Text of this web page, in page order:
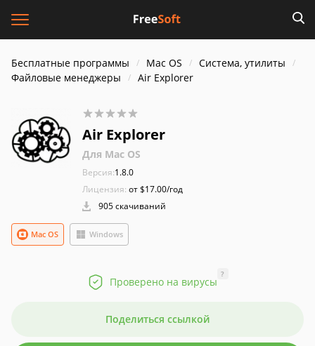
Бесплатные программы Mac OS
Система, утилиты
Файловые менеджеры
Air Explorer
Air Explorer
Для Mac OS
Версия:1.8.0
Лицензия: от $17.00/год
905 скачиваний
Windows
Mac OS
Проверено на вирусы
?
Поделиться ссылкой